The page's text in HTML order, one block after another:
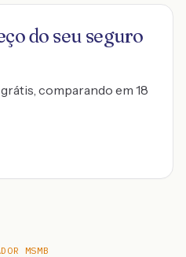
do seu seguro
comparando em 18
MSMB